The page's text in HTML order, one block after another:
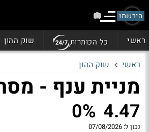
הירשמו
ראשי כל הכותרות שוק ההון
ראשי שוק ההון
מניית ענף -
4.47
0%
נכון ל: 07/08/2026